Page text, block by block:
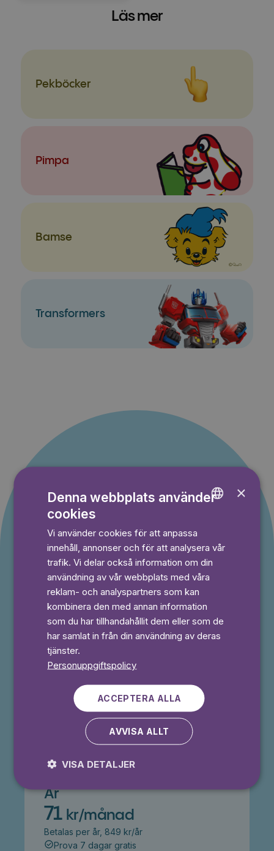
Läs mer
Pekböcker
Pimpa
Bamse
Transformers
Erbjudande till nya
Du betalar inget under provperioden och kan
avsluta din prenumeration när som helst.
⭐️ Offer!
Månad
49,50 kr
50% rabatt i 3 månader
Prova 7 dagar gratis
Ingen bindningstid
Prova 7 dagar gratis
År
71 kr/månad
Betalas per år, 849 kr/år
Prova 7 dagar gratis
×
Denna webbplats använder
cookies
Vi använder cookies för att anpassa
innehåll, annonser och för att analysera vår
trafik. Vi delar också information om din
användning av vår webbplats med våra
reklam- och analyspartners som kan
kombinera den med annan information
som du har tillhandahållit dem eller som de
har samlat in från din användning av deras
tjänster.
Personuppgiftspolicy
ACCEPTERA ALLA
AVVISA ALLT
VISA DETALJER